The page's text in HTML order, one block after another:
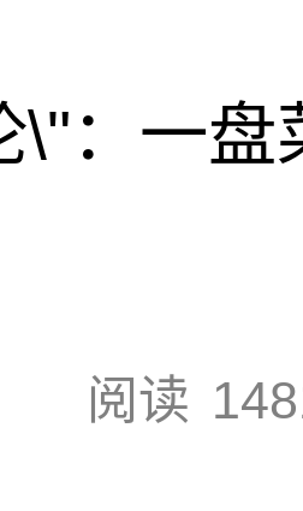
\"：一盘
阅读